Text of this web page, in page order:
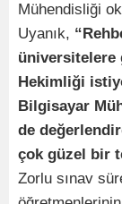
Mühendisliği
Uyanık,
üniversitelere
Hekimliği
Bilgisayar
de
çok güzel bir
Zorlu sınav